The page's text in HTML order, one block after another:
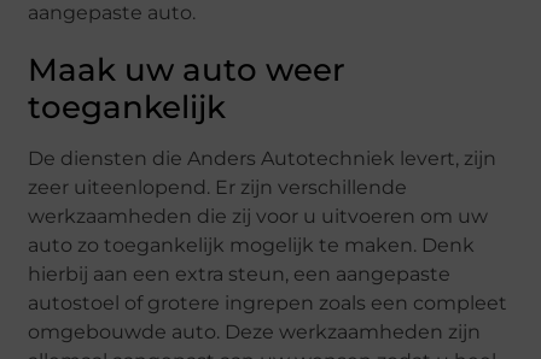
aangepaste auto.
Maak uw auto weer
toegankelijk
De diensten die Anders Autotechniek levert, zijn
zeer uiteenlopend. Er zijn verschillende
werkzaamheden die zij voor u uitvoeren om uw
auto zo toegankelijk mogelijk te maken. Denk
hierbij aan een extra steun, een aangepaste
autostoel of grotere ingrepen zoals een compleet
omgebouwde auto. Deze werkzaamheden zijn